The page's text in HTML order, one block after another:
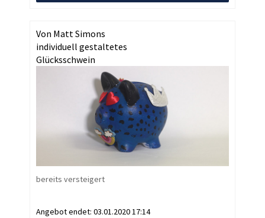
Von Matt Simons
individuell gestaltetes
Glücksschwein
bereits versteigert
Angebot endet: 03.01.2020 17:14